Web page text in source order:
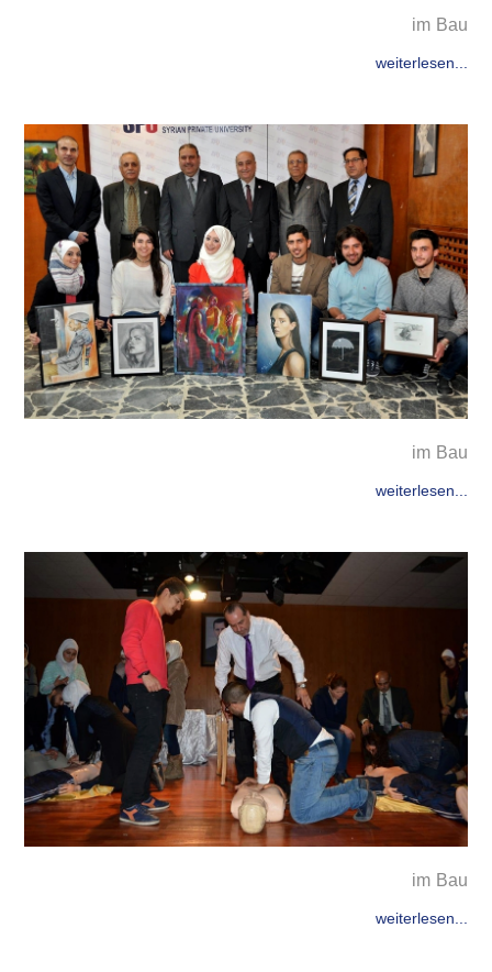
im Bau
weiterlesen...
im Bau
weiterlesen...
im Bau
weiterlesen...